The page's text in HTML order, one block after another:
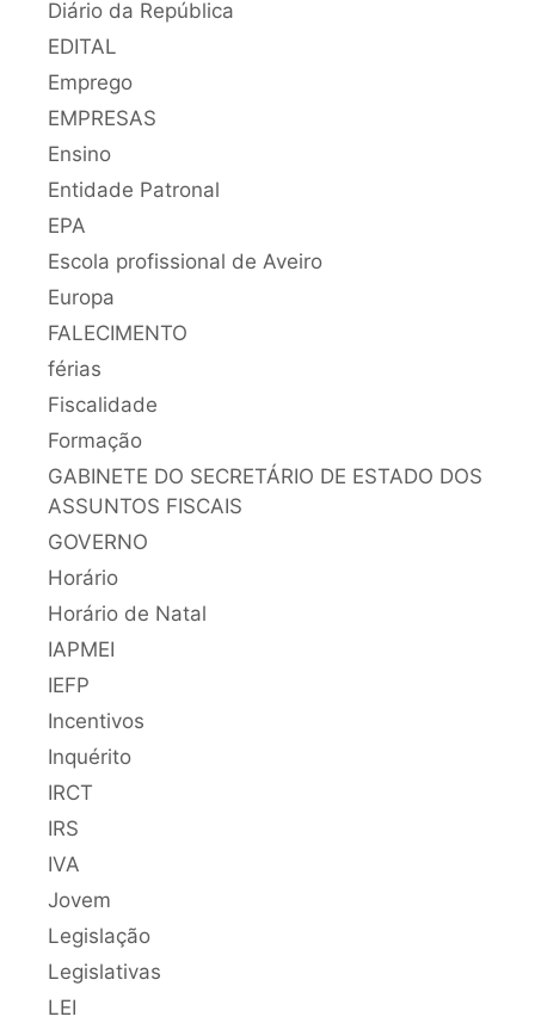
Diário da República
EDITAL
Emprego
EMPRESAS
Ensino
Entidade Patronal
EPA
Escola profissional de Aveiro
Europa
FALECIMENTO
férias
Fiscalidade
Formação
GABINETE DO SECRETÁRIO DE ESTADO DOS
ASSUNTOS FISCAIS
GOVERNO
Horário
Horário de Natal
IAPMEI
IEFP
Incentivos
Inquérito
IRCT
IRS
IVA
Jovem
Legislação
Legislativas
LEI